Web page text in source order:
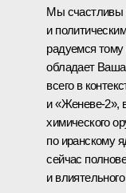
Мы счастливы
и
радуемся
обладает
всего в
и «Женеве-2»,
химического
по иранскому
сейчас
и